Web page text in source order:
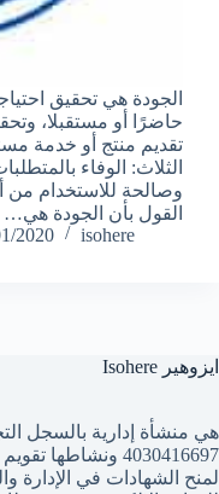
الجودة هي تحقيق
حاضرًا أو مستقبلا،
تقديم منتج أو خدمة
الثلاث: الوفاء
وصالحة للاستخدام من
القول بأن الجودة هي…
isohere
2020
ايزوهير Isohere
هي منشأة إدارية بالسجل
4030416697 ونشاطها
لمنح الشهادات في الإدارة